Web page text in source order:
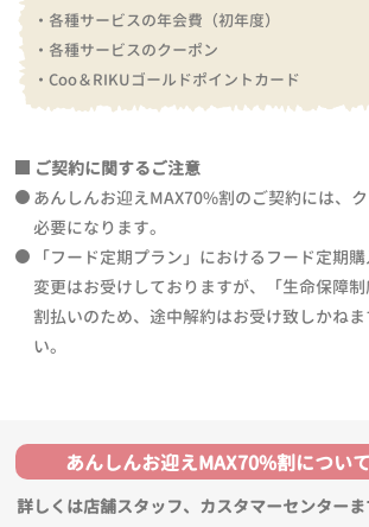
・各種サービスの年会費（初年度）
・各種サービスのクーポン
・Coo＆RIKUゴールドポイントカード
ご契約に関するご注意
あんしんお迎えMAX70%割のご契約には、
必要になります。
「フード定期プラン」におけるフード定期
変更はお受けしておりますが、「生命保障
割払いのため、途中解約はお受け致しかね
い。
あんしんお迎えMAX70%割につい
詳しくは店舗スタッフ、カスタマーセンター